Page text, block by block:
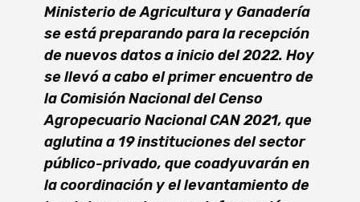
Ministerio de Agricultura y Ganadería
se está preparando para la recepción
de nuevos datos a inicio del 2022. Hoy
se llevó a cabo el primer encuentro de
la Comisión Nacional del Censo
Agropecuario Nacional CAN 2021, que
aglutina a 19 instituciones del sector
público-privado, que coadyuvarán en
la coordinación y el levantamiento de